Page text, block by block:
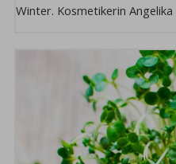
Winter. Kosmetikerin